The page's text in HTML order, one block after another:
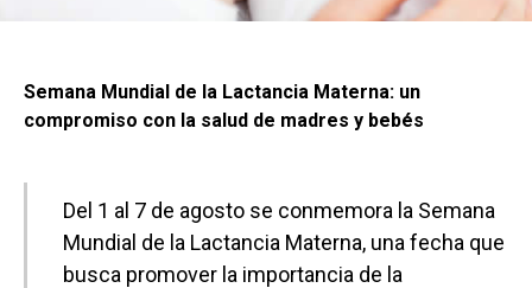
Semana Mundial de la Lactancia Materna: un
compromiso con la salud de madres y bebés
Del 1 al 7 de agosto se conmemora la Semana
Mundial de la Lactancia Materna, una fecha que
busca promover la importancia de la